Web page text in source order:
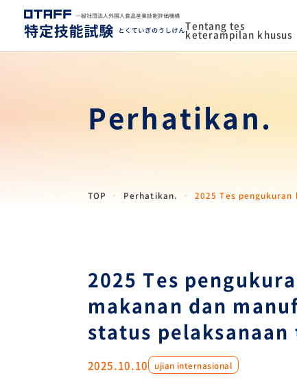
Tentang tes
keterampilan khusus
Perhatikan.
TOP Perhatikan. 2025 Tes
2025 Tes
makanan dan
status
2025.10.10 ujian internasional